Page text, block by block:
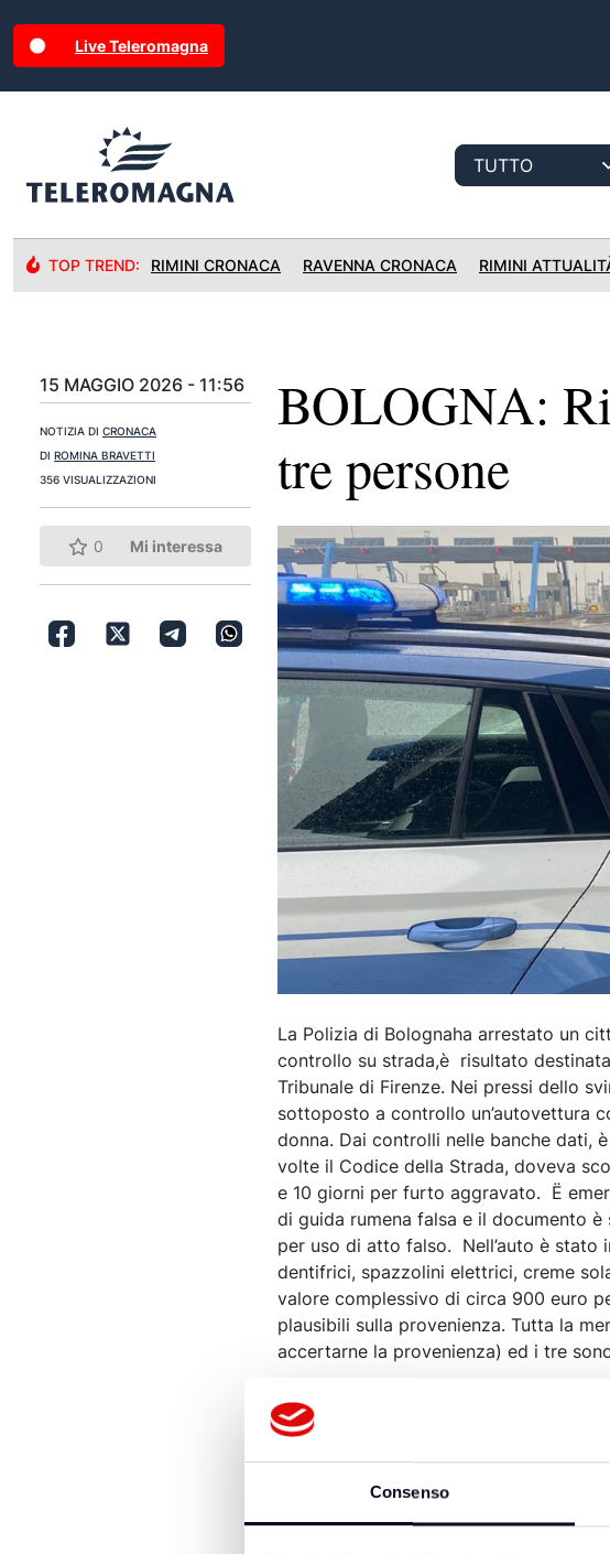
Consenso
Live Teleromagna
TOP TREND: RIMINI CRONACA RAVENNA CRONACA RIMINI
15 MAGGIO 2026 - 11:56
NOTIZIA DI CRONACA
DI ROMINA BRAVETTI
356 VISUALIZZAZIONI
0 Mi interessa
BOLOGNA:
tre persone
La Polizia di Bolognaha arrestato un
controllo su strada,è risultato
Tribunale di Firenze. Nei pressi dello
sottoposto a controllo un’autovettura
donna. Dai controlli nelle banche dati,
volte il Codice della Strada, doveva
e 10 giorni per furto aggravato. Ë
di guida rumena falsa e il documento
per uso di atto falso. Nell’auto è stato
dentifrici, spazzolini elettrici, creme
valore complessivo di circa 900 euro
plausibili sulla provenienza. Tutta la
accertarne la provenienza) ed i tre